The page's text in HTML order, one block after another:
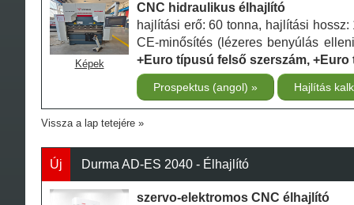
Képek
CNC hidraulikus élhajlító
hajlítási erő: 60 tonna, hajlítási
CE-minősítés (lézeres benyúlás
+Euro típusú felső szerszám,
Prospektus (angol) Hajlítás
Vissza a lap tetejére
Új Durma AD-ES 2040 - Élhajlító
szervo-elektromos CNC élhajlító